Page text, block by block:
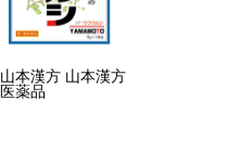
山本漢方 山本漢方
医薬品